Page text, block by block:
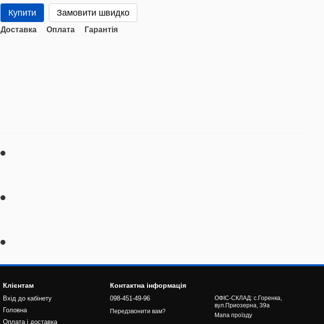
Купити Замовити швидко
Доставка Оплата Гарантія
Клієнтам
Вхід до кабінету
Головна
Оплата і доставка
Контактна інформація
098-451-49-96
Передзвонити вам?
ОФІС-СКЛАД: с.Горенка,
вул.Приозерна, 39а
Мапа проїзду